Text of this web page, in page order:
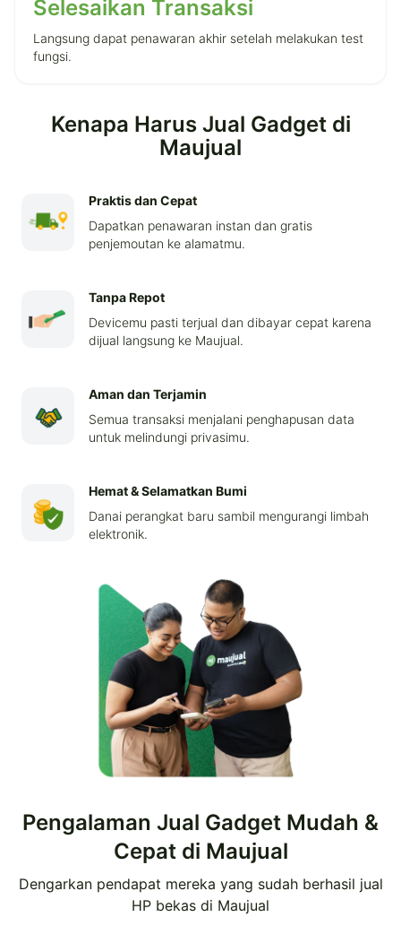
Selesaikan Transaksi
Langsung dapat penawaran akhir setelah melakukan test
fungsi.
Kenapa Harus Jual Gadget di
Maujual
Praktis dan Cepat
Dapatkan penawaran instan dan gratis
penjemoutan ke alamatmu.
Tanpa Repot
Devicemu pasti terjual dan dibayar cepat karena
dijual langsung ke Maujual.
Aman dan Terjamin
Semua transaksi menjalani penghapusan data
untuk melindungi privasimu.
Hemat & Selamatkan Bumi
Danai perangkat baru sambil mengurangi limbah
elektronik.
Pengalaman Jual Gadget Mudah &
Cepat di Maujual
Dengarkan pendapat mereka yang sudah berhasil jual
HP bekas di Maujual